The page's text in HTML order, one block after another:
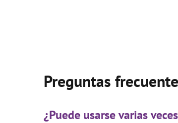
Preguntas
¿Puede usarse varias